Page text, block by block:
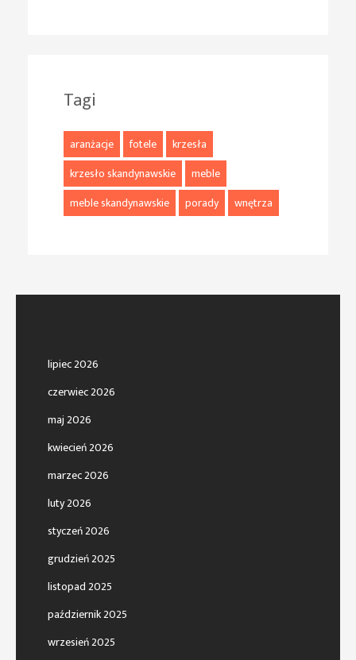
Tagi
aranżacje fotele
krzesła
krzesło skandynawskie
meble
meble skandynawskie
porady wnętrza
lipiec 2026
czerwiec 2026
maj 2026
kwiecień 2026
marzec 2026
luty 2026
styczeń 2026
grudzień 2025
listopad 2025
październik 2025
wrzesień 2025